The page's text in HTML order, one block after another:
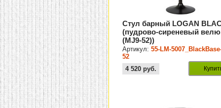
Стул барный LOGAN
(пудрово-сиреневый
(MJ9-52))
Артикул:55-LM-
52
4 520 руб.